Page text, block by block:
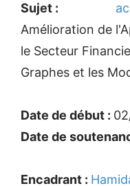
Sujet :
Amélioration de
le Secteur
Graphes et les
Date de début :
Date de
Encadrant :